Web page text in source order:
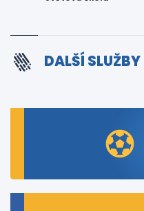
DALŠÍ SLUŽBY